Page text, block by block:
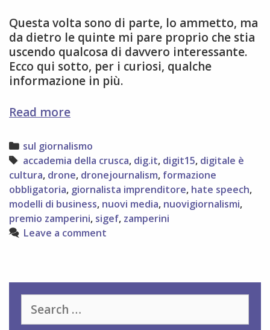
Questa volta sono di parte, lo ammetto, ma
da dietro le quinte mi pare proprio che stia
uscendo qualcosa di davvero interessante.
Ecco qui sotto, per i curiosi, qualche
informazione in più.
Read moreritorna
non
perdetevelo!
Categories
sul giornalismo
Tags
accademia della crusca, dig.it, digit15, digitale è
cultura, drone, dronejournalism, formazione
obbligatoria, giornalista imprenditore, hate speech,
modelli di business, nuovi media, nuovigiornalismi,
premio zamperini, sigef, zamperini
Leave a comment
for: